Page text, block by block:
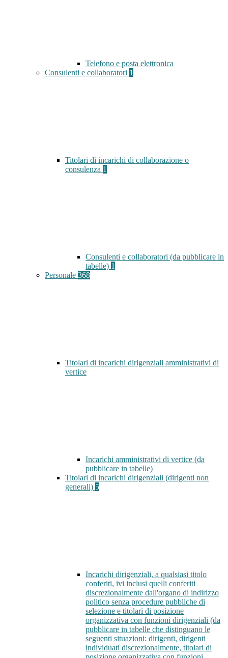
Telefono e posta elettronica
Consulenti e collaboratori 1
Titolari di incarichi di collaborazione o
consulenza 1
Consulenti e collaboratori (da pubblicare in
tabelle) 1
Personale 368
Titolari di incarichi dirigenziali amministrativi di
vertice
Incarichi amministrativi di vertice (da
pubblicare in tabelle)
Titolari di incarichi dirigenziali (dirigenti non
generali) 5
Incarichi dirigenziali, a qualsiasi titolo
conferiti, ivi inclusi quelli conferiti
discrezionalmente dall'organo di indirizzo
politico senza procedure pubbliche di
selezione e titolari di posizione
organizzativa con funzioni dirigenziali (da
pubblicare in tabelle che distinguano le
seguenti situazioni: dirigenti, dirigenti
individuati discrezionalmente, titolari di